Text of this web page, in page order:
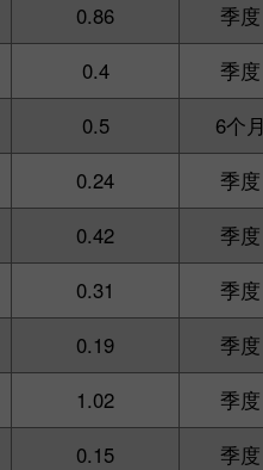
0.86
季度
0.4
季度
0.5
6个月
0.24
季度
0.42
季度
0.31
季度
0.19
季度
1.02
季度
0.15
季度